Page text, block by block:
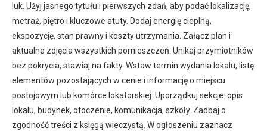
luk. Użyj jasnego tytułu i pierwszych zdań, aby podać lokalizację,
metraż, piętro i kluczowe atuty. Dodaj energię cieplną,
ekspozycję, stan prawny i koszty utrzymania. Załącz plan i
aktualne zdjęcia wszystkich pomieszczeń. Unikaj przymiotników
bez pokrycia, stawiaj na fakty. Wstaw termin wydania lokalu, listę
elementów pozostających w cenie i informację o miejscu
postojowym lub komórce lokatorskiej. Uporządkuj sekcje: opis
lokalu, budynek, otoczenie, komunikacja, szkoły. Zadbaj o
zgodność treści z księgą wieczystą. W ogłoszeniu zaznacz